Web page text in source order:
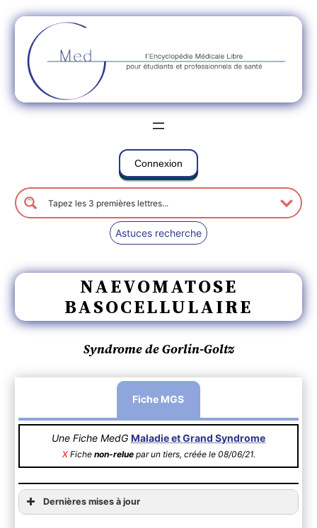
Connexion
Astuces recherche
NAEVOMATOSE
BASOCELLULAIRE
Syndrome de Gorlin-Goltz
Fiche MGS
Une Fiche MedG Maladie et Grand Syndrome
XFiche non-reluepar un tiers, créée le 08/06/21.
Dernières mises à jour